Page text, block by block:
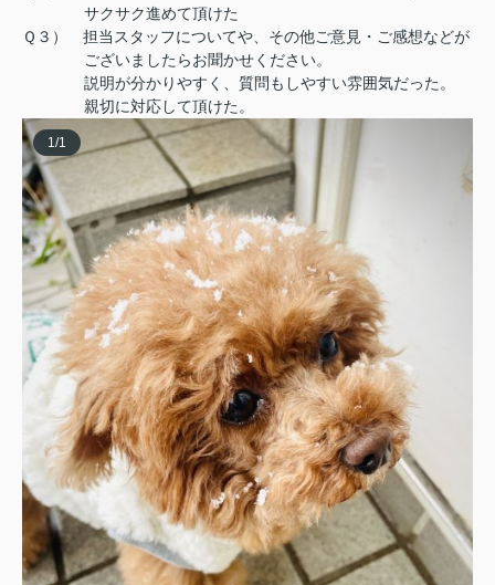
サクサク進めて頂けた
Ｑ３） 担当スタッフについてや、その他ご意見・ご感想などが
ございましたらお聞かせください。
説明が分かりやすく、質問もしやすい雰囲気だった。
親切に対応して頂けた。
1/1